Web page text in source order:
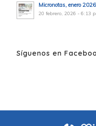
Micronotas, enero 2026
20 febrero, 2026 - 6:13
Síguenos en